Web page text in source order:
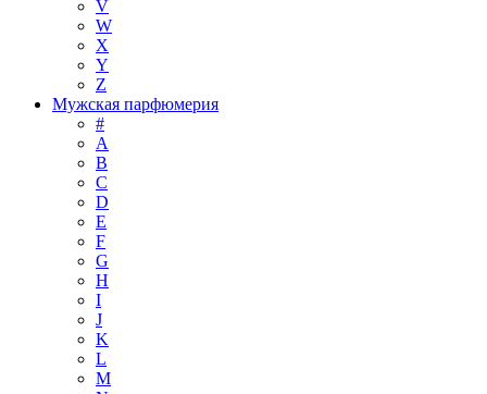
V
W
X
Y
Z
Мужская парфюмерия
#
A
B
C
D
E
F
G
H
I
J
K
L
M